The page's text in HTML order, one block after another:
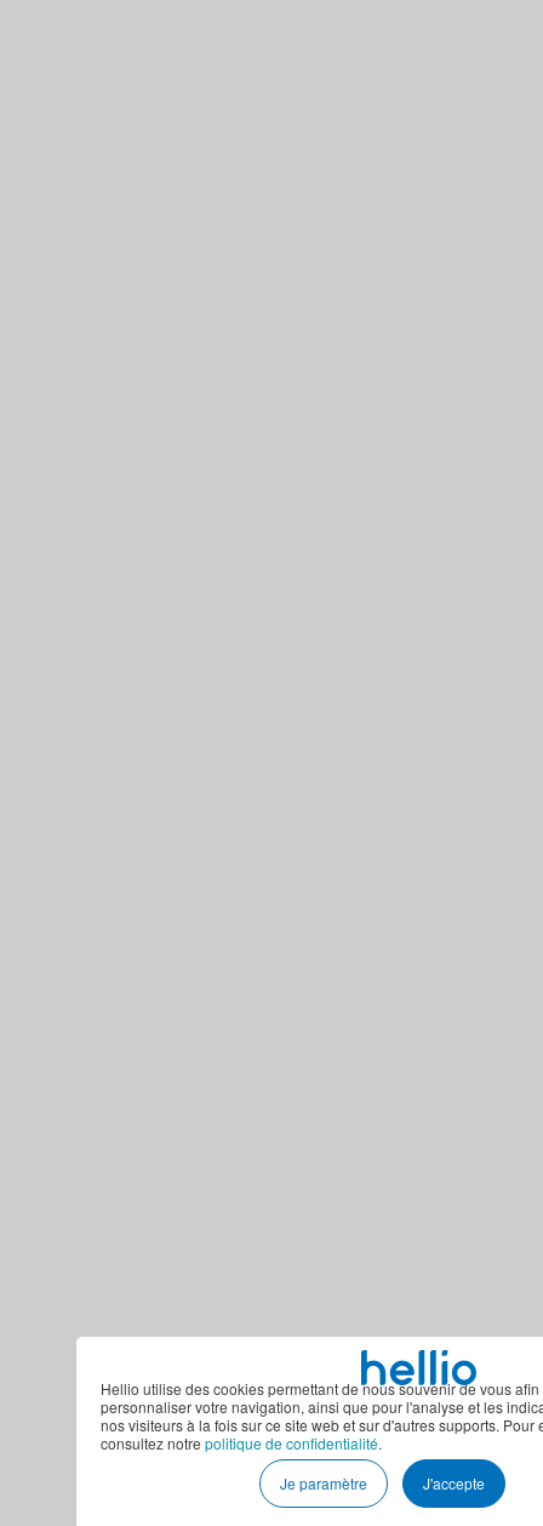
Hellio utilise des cookies permettant de nous souvenir de vous
personnaliser votre navigation, ainsi que pour l'analyse et les
nos visiteurs à la fois sur ce site web et sur d'autres supports. Pour
consultez notre politique de confidentialité.
Je paramètre
J'accepte